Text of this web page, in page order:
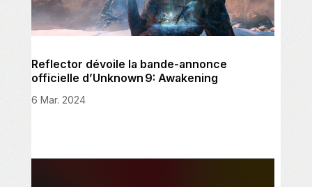
Reflector dévoile la bande-annonce
officielle d’Unknown 9: Awakening
6 Mar. 2024